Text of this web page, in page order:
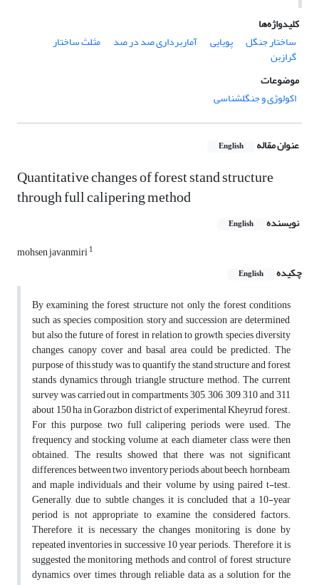
کلیدواژه‌ها
ساختار جنگل
پویایی آماربرداری صد در صد مثلث ساختار
گرازبن
موضوعات
اکولوژی و جنگلشناسی
عنوان مقاله English
Quantitative changes of forest stand structure
through full calipering method
نویسنده English
mohsen javanmiri1
چکیده English
By examining the forest structure not only the forest conditions
such as species composition, story and succession are determined,
but also the future of forest in relation to growth, species diversity
changes, canopy cover and basal area could be predicted. The
purpose of this study was to quantify the stand structure and forest
stands dynamics through triangle structure method. The current
survey was carried out in compartments 305, 306, 309, 310 and 311
about 150 ha in Gorazbon district of experimental Kheyrud forest.
For this purpose, two full calipering periods were used. The
frequency and stocking volume at each diameter class were then
obtained. The results showed that there was not significant
differences between two inventory periods about beech, hornbeam,
and maple individuals and their volume by using paired t-test.
Generally, due to subtle changes, it is concluded that a 10-year
period is not appropriate to examine the considered factors.
Therefore, it is necessary the changes monitoring is done by
repeated inventories in successive 10 year periods. Therefore, it is
suggested the monitoring methods and control of forest structure
dynamics over times through reliable data, as a solution for the